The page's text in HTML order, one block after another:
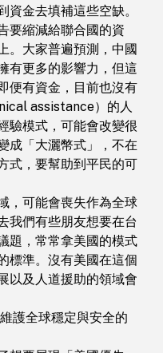
資金去填補這些空缺。
要縮減給聯合國的資
。大家普遍預測，中國
有更多的影響力，但這
便有資金，目前也沒有
assistance）的人
驗模式，可能會改變很
成「大灑幣式」，不在
式，要幫助到平民的可
，可能會喪失作為全球
我們有些朋友想要在台
題，常常拿美國的模式
標準。沒有美國在這個
以及人道援助的領域會
護全球穩定與安全的